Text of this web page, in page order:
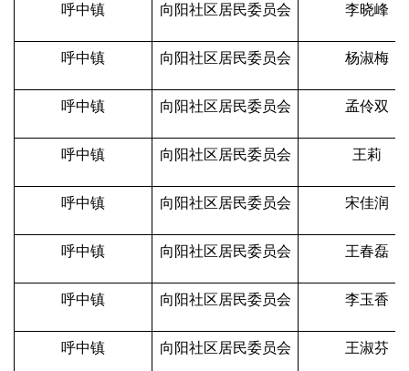
呼中镇 向阳社区居民委员会 李晓峰
呼中镇 向阳社区居民委员会 杨淑梅
呼中镇 向阳社区居民委员会 孟伶双
呼中镇 向阳社区居民委员会 王莉
呼中镇 向阳社区居民委员会 宋佳润
呼中镇 向阳社区居民委员会 王春磊
呼中镇 向阳社区居民委员会 李玉香
呼中镇 向阳社区居民委员会 王淑芬